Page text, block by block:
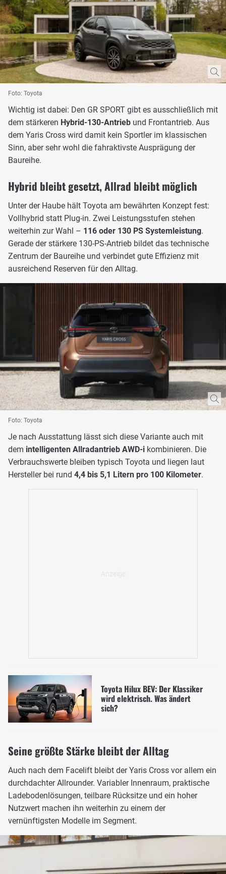
Foto: Toyota
Wichtig ist dabei: Den GR SPORT gibt es ausschließlich mit
dem stärkeren Hybrid-130-Antrieb und Frontantrieb. Aus
dem Yaris Cross wird damit kein Sportler im klassischen
Sinn, aber sehr wohl die fahraktivste Ausprägung der
Baureihe.
Hybrid bleibt gesetzt, Allrad bleibt möglich
Unter der Haube hält Toyota am bewährten Konzept fest:
Vollhybrid statt Plug-in. Zwei Leistungsstufen stehen
weiterhin zur Wahl – 116 oder 130 PS Systemleistung.
Gerade der stärkere 130-PS-Antrieb bildet das technische
Zentrum der Baureihe und verbindet gute Effizienz mit
ausreichend Reserven für den Alltag.
Foto: Toyota
Je nach Ausstattung lässt sich diese Variante auch mit
dem intelligenten Allradantrieb AWD-i kombinieren. Die
Verbrauchswerte bleiben typisch Toyota und liegen laut
Hersteller bei rund 4,4 bis 5,1 Litern pro 100 Kilometer.
Toyota Hilux BEV: Der Klassiker
wird elektrisch. Was ändert
sich?
Seine größte Stärke bleibt der Alltag
Auch nach dem Facelift bleibt der Yaris Cross vor allem ein
durchdachter Allrounder. Variabler Innenraum, praktische
Ladebodenlösungen, teilbare Rücksitze und ein hoher
Nutzwert machen ihn weiterhin zu einem der
vernünftigsten Modelle im Segment.